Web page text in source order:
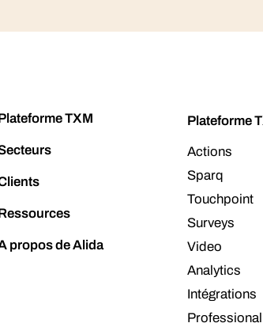
TXM
propos de Alida
Plateforme
Actions
Sparq
Touchpoint
Surveys
Video
Analytics
Intégrations